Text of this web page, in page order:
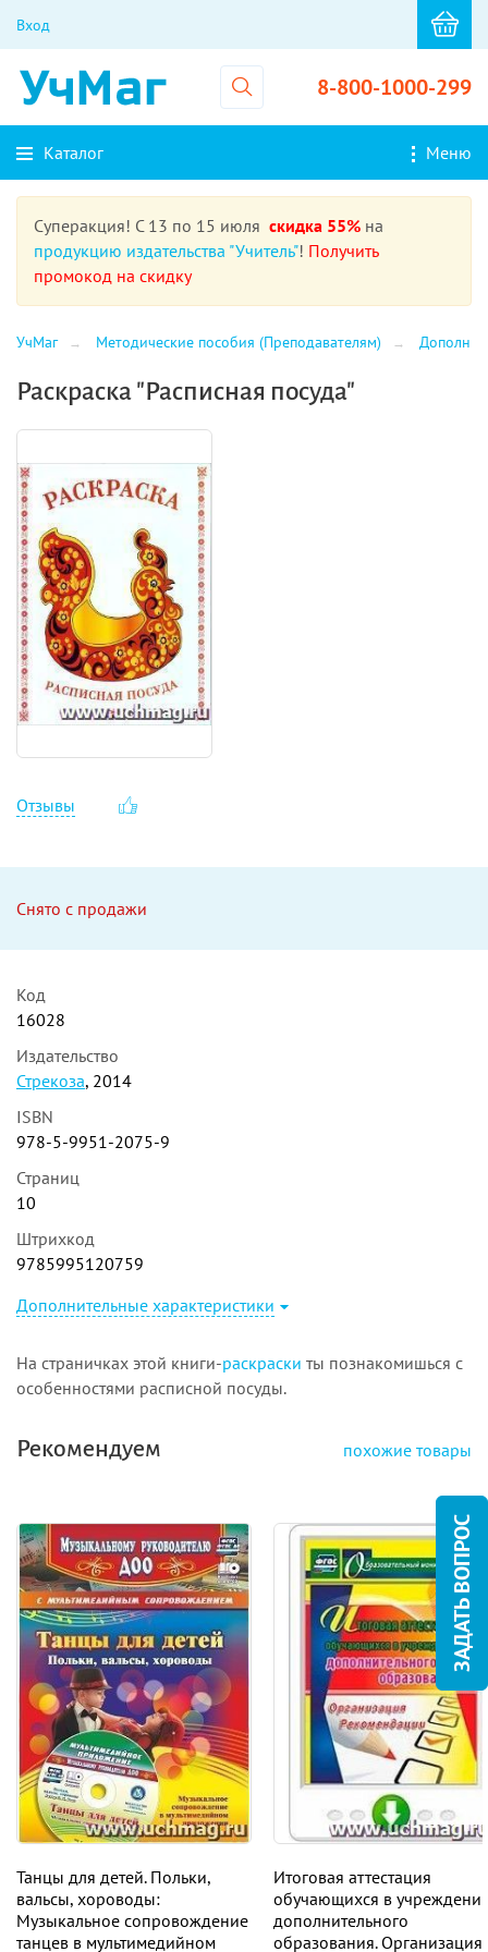
Вход
8-800-1000-299
Каталог Меню
Суперакция! С 13 по 15 июля скидка 55% на
продукцию издательства "Учитель"! Получить
промокод на скидку
УчМаг Методические пособия (Преподавателям)
Раскраска "Расписная посуда"
Отзывы
Снято с продажи
Код
16028
Издательство
Стрекоза, 2014
ISBN
978-5-9951-2075-9
Страниц
10
Штрихкод
9785995120759
Дополнительные характеристики
На страничках этой книги-раскраски ты познакомишься с
особенностями расписной посуды.
Рекомендуем похожие товары
Танцы для детей. Польки,
вальсы, хороводы:
Музыкальное сопровождение
танцев в мультимедийном
Итоговая аттестация
обучающихся в
дополнительного
образования. Организация,
ЗАДАТЬ ВОПРОС